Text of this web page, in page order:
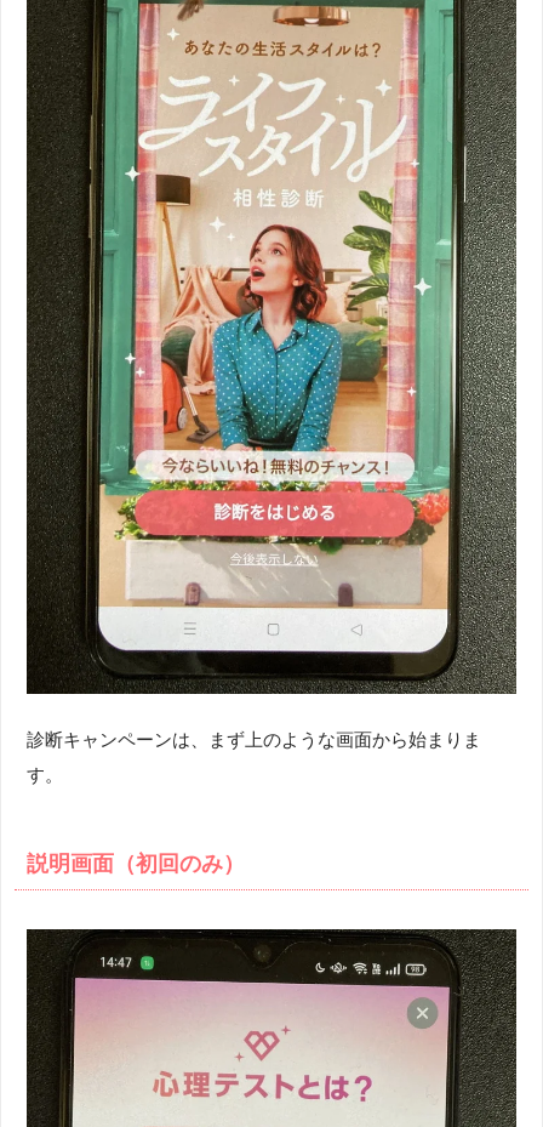
診断キャンペーンは、まず上のような画面から始まりま
す。
説明画面（初回のみ）